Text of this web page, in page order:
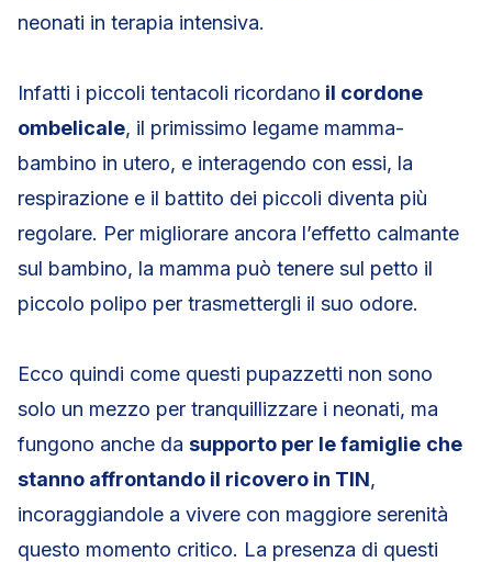
neonati in terapia intensiva.
Infatti i piccoli tentacoli ricordano il cordone
ombelicale, il primissimo legame mamma-
bambino in utero, e interagendo con essi, la
respirazione e il battito dei piccoli diventa più
regolare. Per migliorare ancora l’effetto calmante
sul bambino, la mamma può tenere sul petto il
piccolo polipo per trasmettergli il suo odore.
Ecco quindi come questi pupazzetti non sono
solo un mezzo per tranquillizzare i neonati, ma
fungono anche da supporto per le famiglie che
stanno affrontando il ricovero in TIN,
incoraggiandole a vivere con maggiore serenità
questo momento critico. La presenza di questi